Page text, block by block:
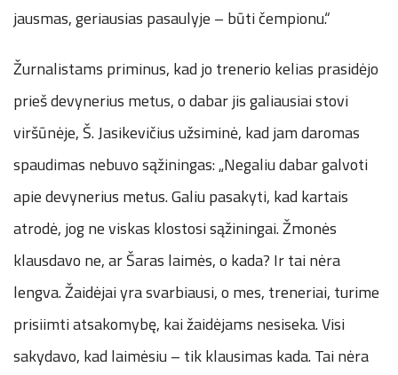
jausmas, geriausias pasaulyje – būti čempionu.“
Žurnalistams priminus, kad jo trenerio kelias prasidėjo
prieš devynerius metus, o dabar jis galiausiai stovi
viršūnėje, Š. Jasikevičius užsiminė, kad jam daromas
spaudimas nebuvo sąžiningas: „Negaliu dabar galvoti
apie devynerius metus. Galiu pasakyti, kad kartais
atrodė, jog ne viskas klostosi sąžiningai. Žmonės
klausdavo ne, ar Šaras laimės, o kada? Ir tai nėra
lengva. Žaidėjai yra svarbiausi, o mes, treneriai, turime
prisiimti atsakomybę, kai žaidėjams nesiseka. Visi
sakydavo, kad laimėsiu – tik klausimas kada. Tai nėra